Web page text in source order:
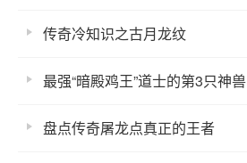
传奇冷知识之古月龙纹
最强“暗殿鸡王”道士的第3只神兽
盘点传奇屠龙点真正的王者